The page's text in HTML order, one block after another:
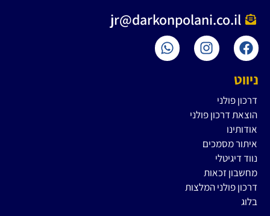
jr@darkonpolani.co.il
ניווט
דרכון פולני
הוצאת דרכון פולני
אודותינו
איתור מסמכים
נווד דיגיטלי
מחשבון זכאות
דרכון פולני המלצות
בלוג